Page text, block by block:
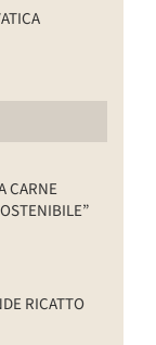
CARNE
RICATTO